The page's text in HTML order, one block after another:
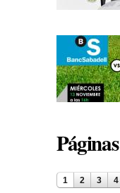
Páginas
1 2 3 4